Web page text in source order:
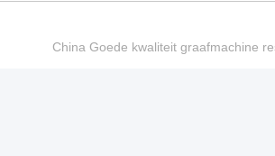
China Goede kwaliteit graafmachine